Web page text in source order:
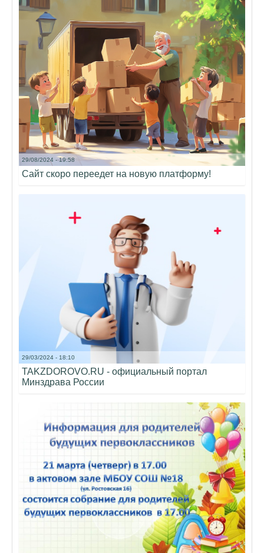
29/08/2024 - 19:58
Сайт скоро переедет на новую платформу!
29/03/2024 - 18:10
TAKZDOROVO.RU - официальный портал
Минздрава России